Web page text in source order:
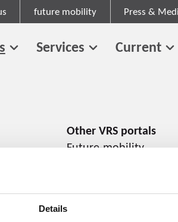
Details
future mobility Press &
Services Current
Future-mobility
Career